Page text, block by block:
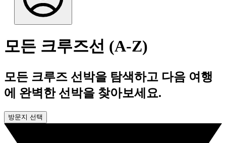
모든 크루즈선 (A-Z)
모든 크루즈 선박을 탐색하고 다음 여행
에 완벽한 선박을 찾아보세요.
방문지 선택